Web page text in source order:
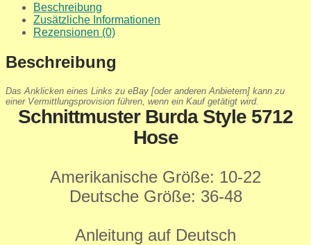
Beschreibung
Zusätzliche Informationen
Rezensionen (0)
Beschreibung
Das Anklicken eines Links zu eBay [oder anderen Anbietern] kann zu
einer Vermittlungsprovision führen, wenn ein Kauf getätigt wird.
Schnittmuster Burda Style 5712
Hose
Amerikanische Größe: 10-22
Deutsche Größe: 36-48
Anleitung auf Deutsch